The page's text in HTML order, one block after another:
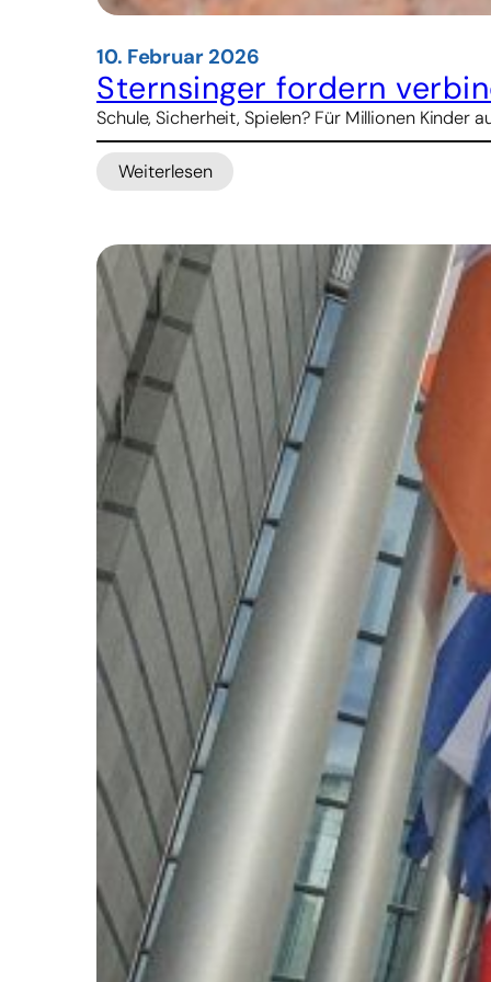
10. Februar 2026
Sternsinger fordern
Schule, Sicherheit, Spielen? Für Millionen
Weiterlesen
:
verbindliche
Regeln
Kinderarbeit